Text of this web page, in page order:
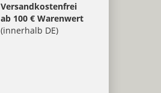
Versandkostenfrei
ab 100 € Warenwert
(innerhalb DE)